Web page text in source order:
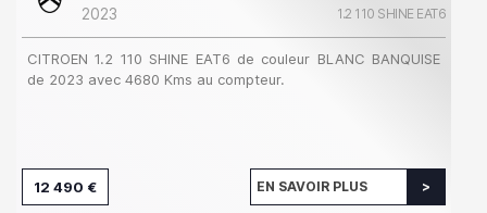
2023
1.2 110 SHINE EAT6
CITROEN 1.2 110 SHINE EAT6 de couleur BLANC BANQUISE
de 2023 avec 4680 Kms au compteur.
12 490 € EN SAVOIR PLUS